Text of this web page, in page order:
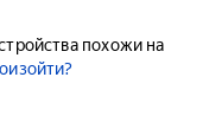
похожи на